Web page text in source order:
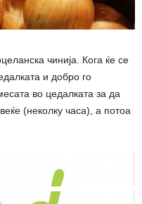
чинија. Кога ќе се
и добро го
во цедалката за да
(неколку часа), а потоа